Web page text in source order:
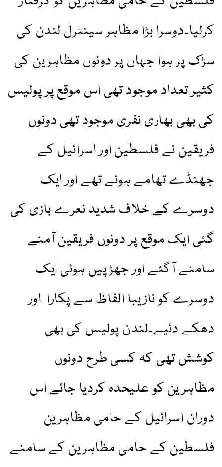
کرلیا۔دوسرا بڑا مظاہر سینٹرل لندن کی
سڑک پر ہوا جہاں پر دونوں مظاہرین کی
کثیر تعداد موجود تھی اس موقع پر پولیس
کی بھی بھاری نفری موجود تھی دونوں
فریقین نے فلسطین اور اسرائیل کے
جھنڈے تھامے ہوئے تھے اور ایک
دوسرے کے خلاف شدید نعرے بازی کی
گئی ایک موقع پر دونوں فریقین آمنے
سامنے آگئے اور جھڑپیں ہوئی ایک
دوسرے کو نازیبا الفاظ سے پکارا اور
دھکے دئیے۔لندن پولیس کی بھی
کوشش تھی کہ کسی طرح دونوں
مظاہرین کو علیحدہ کردیا جائے اس
دوران اسرائیل کے حامی مظاہرین
فلسطین کے حامی مظاہرین کے سامنے